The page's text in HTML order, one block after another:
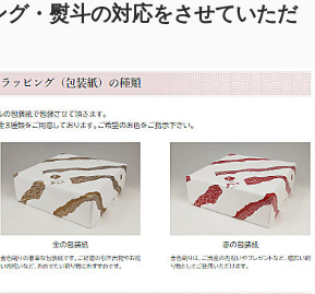
・熨斗の対応をさせていただ